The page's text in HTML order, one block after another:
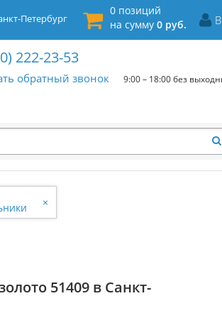
0 позиций
на сумму 0 руб.
Петербург
222-23-53
обратный звонок 9:00 – 18:00 без
×
51409 в Санкт-